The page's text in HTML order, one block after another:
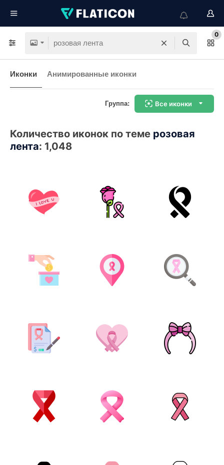
0
Иконки Анимированные иконки
Группа: Все иконки
Количество иконок по теме розовая
лента: 1,048